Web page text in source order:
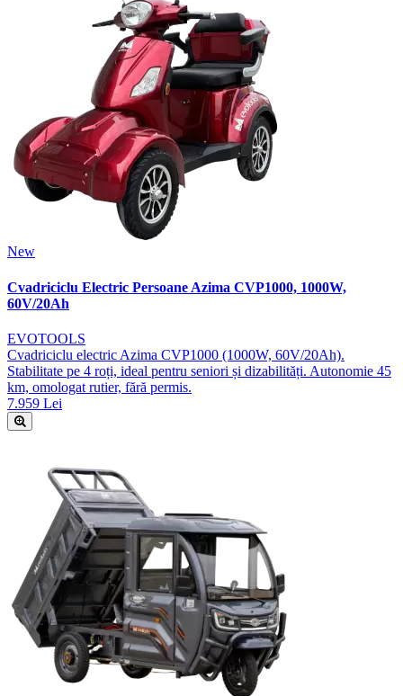
New
Cvadriciclu Electric Persoane Azima CVP1000, 1000W,
60V/20Ah
EVOTOOLS
Cvadriciclu electric Azima CVP1000 (1000W, 60V/20Ah).
Stabilitate pe 4 roți, ideal pentru seniori și dizabilități. Autonomie 45
km, omologat rutier, fără permis.
7.959 Lei